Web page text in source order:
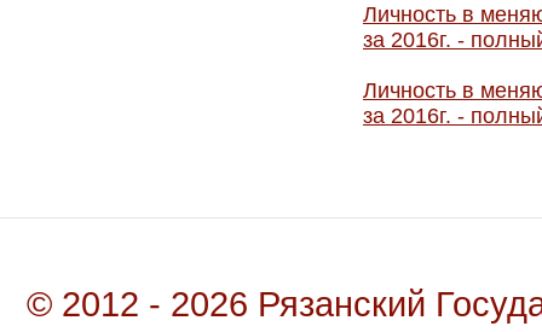
Личность в
за 2016г. -
Личность в
за 2016г. -
© 2012 - 2026 Рязанский